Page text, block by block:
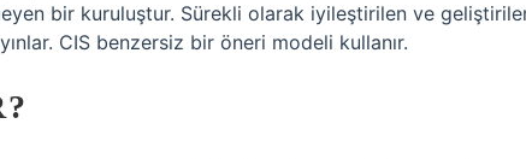
bir kuruluştur. Sürekli olarak iyileştirilen ve
CIS benzersiz bir öneri modeli kullanır.